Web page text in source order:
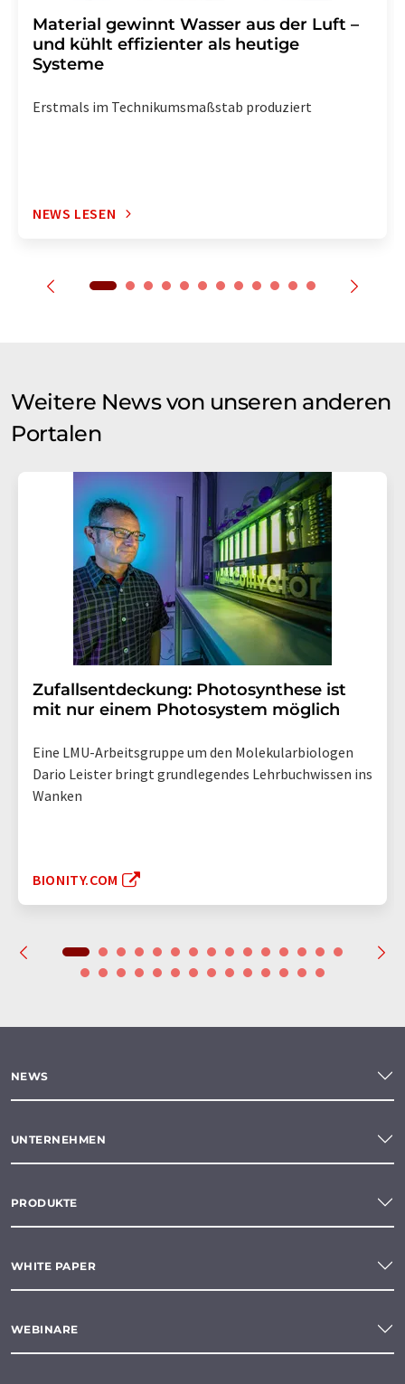
Material gewinnt Wasser aus der Luft –
und kühlt effizienter als heutige
Systeme
Erstmals im Technikumsmaßstab produziert
NEWS LESEN
Weitere News von unseren anderen
Portalen
Zufallsentdeckung: Photosynthese ist
mit nur einem Photosystem möglich
Eine LMU-Arbeitsgruppe um den Molekularbiologen
Dario Leister bringt grundlegendes Lehrbuchwissen ins
Wanken
BIONITY.COM
NEWS
UNTERNEHMEN
PRODUKTE
WHITE PAPER
WEBINARE